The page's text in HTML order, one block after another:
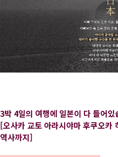
3박 4일의 여행에 일본이 다 들어있
[오사카 교토 아라시야마 후쿠오카
역사까지]